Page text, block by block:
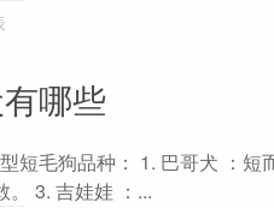
哪些
短毛狗品种： 1. 巴哥犬 ：短
3. 吉娃娃 ：...